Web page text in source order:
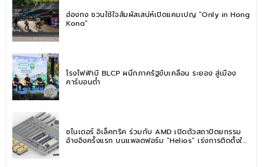
ฮ่องกง ชวนใช้ใจสัมผัสเสน่ห์เปิดแคมเปญ “Only in Hong
Kong”
โรงไฟฟ้าบี BLCP ผนึกภาครัฐขับเคลื่อน ระยอง สู่เมือง
คาร์บอนต่ำ
ชไนเดอร์ อิเล็คทริค ร่วมกับ AMD เปิดตัวสถาปัตยกรรม
อ้างอิงครั้งแรก บนแพลตฟอร์ม “Helios” เร่งการติดตั้งใช้